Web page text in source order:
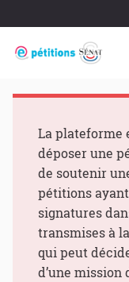
La plateforme
déposer une
de soutenir
pétitions
signatures
transmises à
qui peut
d’une